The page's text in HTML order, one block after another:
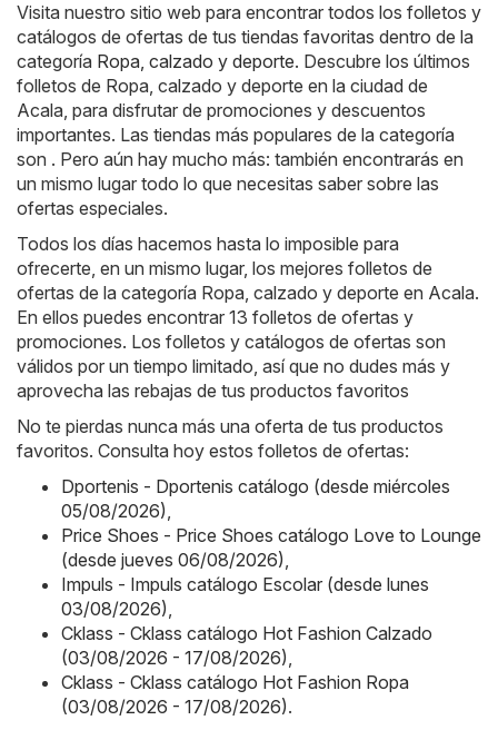
Visita nuestro sitio web para encontrar todos los folletos y
catálogos de ofertas de tus tiendas favoritas dentro de la
categoría Ropa, calzado y deporte. Descubre los últimos
folletos de Ropa, calzado y deporte en la ciudad de
Acala, para disfrutar de promociones y descuentos
importantes. Las tiendas más populares de la categoría
son . Pero aún hay mucho más: también encontrarás en
un mismo lugar todo lo que necesitas saber sobre las
ofertas especiales.
Todos los días hacemos hasta lo imposible para
ofrecerte, en un mismo lugar, los mejores folletos de
ofertas de la categoría Ropa, calzado y deporte en Acala.
En ellos puedes encontrar 13 folletos de ofertas y
promociones. Los folletos y catálogos de ofertas son
válidos por un tiempo limitado, así que no dudes más y
aprovecha las rebajas de tus productos favoritos
No te pierdas nunca más una oferta de tus productos
favoritos. Consulta hoy estos folletos de ofertas:
Dportenis - Dportenis catálogo (desde miércoles
05/08/2026),
Price Shoes - Price Shoes catálogo Love to Lounge
(desde jueves 06/08/2026),
Impuls - Impuls catálogo Escolar (desde lunes
03/08/2026),
Cklass - Cklass catálogo Hot Fashion Calzado
(03/08/2026 - 17/08/2026),
Cklass - Cklass catálogo Hot Fashion Ropa
(03/08/2026 - 17/08/2026).